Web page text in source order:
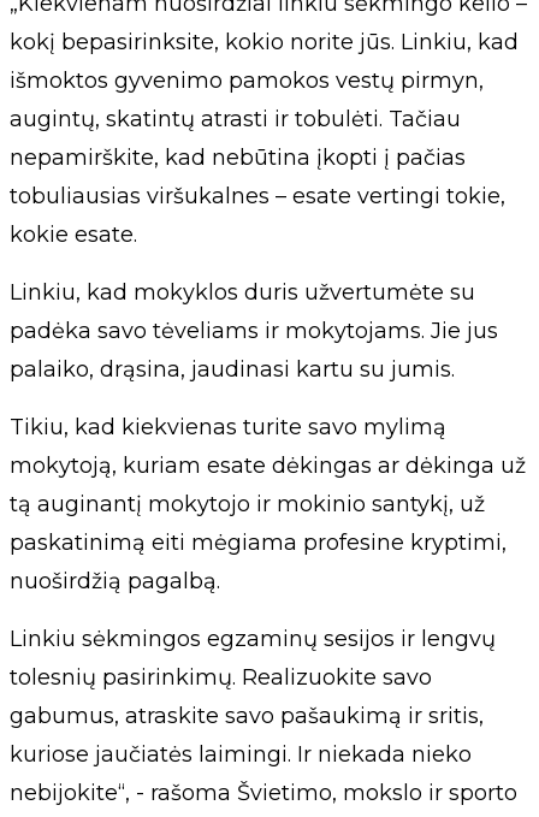
kokį bepasirinksite, kokio norite jūs. Linkiu, kad
išmoktos gyvenimo pamokos vestų pirmyn,
augintų, skatintų atrasti ir tobulėti. Tačiau
nepamirškite, kad nebūtina įkopti į pačias
tobuliausias viršukalnes – esate vertingi tokie,
kokie esate.
Linkiu, kad mokyklos duris užvertumėte su
padėka savo tėveliams ir mokytojams. Jie jus
palaiko, drąsina, jaudinasi kartu su jumis.
Tikiu, kad kiekvienas turite savo mylimą
mokytoją, kuriam esate dėkingas ar dėkinga už
tą auginantį mokytojo ir mokinio santykį, už
paskatinimą eiti mėgiama profesine kryptimi,
nuoširdžią pagalbą.
Linkiu sėkmingos egzaminų sesijos ir lengvų
tolesnių pasirinkimų. Realizuokite savo
gabumus, atraskite savo pašaukimą ir sritis,
kuriose jaučiatės laimingi. Ir niekada nieko
nebijokite“, - rašoma Švietimo, mokslo ir sporto